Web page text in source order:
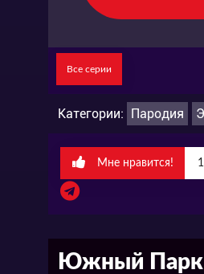
Все серии
Категории: Пародия
Мне нравится! 1
Южный Парк